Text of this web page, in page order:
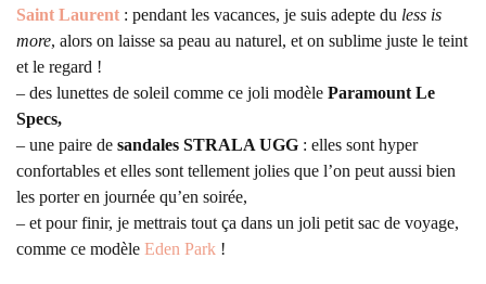
Saint Laurent : pendant les vacances, je suis adepte du less is
more, alors on laisse sa peau au naturel, et on sublime juste le teint
et le regard !
– des lunettes de soleil comme ce joli modèle Paramount Le
Specs,
– une paire de sandales STRALA UGG : elles sont hyper
confortables et elles sont tellement jolies que l’on peut aussi bien
les porter en journée qu’en soirée,
– et pour finir, je mettrais tout ça dans un joli petit sac de voyage,
comme ce modèle Eden Park !